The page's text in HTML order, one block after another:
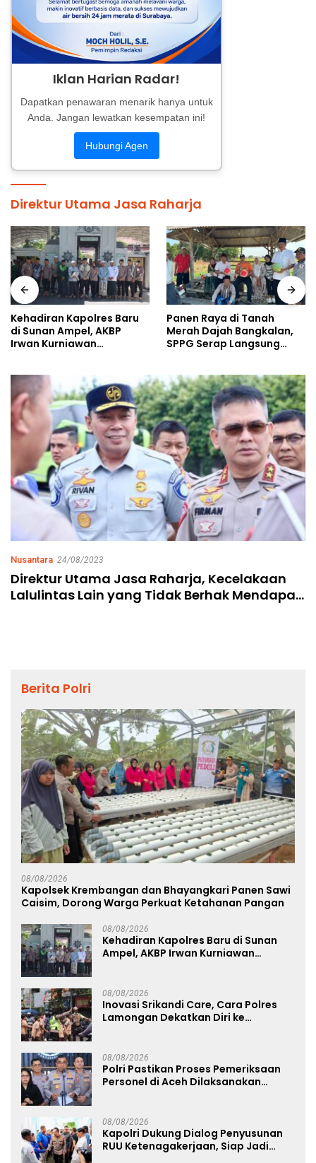
Iklan Harian Radar!
Dapatkan penawaran menarik hanya untuk
Anda. Jangan lewatkan kesempatan ini!
Hubungi Agen
Direktur Utama Jasa Raharja
Kehadiran Kapolres Baru
di Sunan Ampel, AKBP
Irwan Kurniawan
Panen Raya di Tanah
Merah Dajah Bangkalan,
SPPG Serap Langsung
Nusantara 24/08/2023
Direktur Utama Jasa Raharja, Kecelakaan
Lalulintas Lain yang Tidak Berhak Mendapat
Berita Polri
08/08/2026
Kapolsek Krembangan dan Bhayangkari Panen Sawi
Caisim, Dorong Warga Perkuat Ketahanan Pangan
08/08/2026
Kehadiran Kapolres Baru di Sunan
Ampel, AKBP Irwan Kurniawan
08/08/2026
Inovasi Srikandi Care, Cara Polres
Lamongan Dekatkan Diri ke
08/08/2026
Polri Pastikan Proses Pemeriksaan
Personel di Aceh Dilaksanakan
08/08/2026
Kapolri Dukung Dialog Penyusunan
RUU Ketenagakerjaan, Siap Jadi